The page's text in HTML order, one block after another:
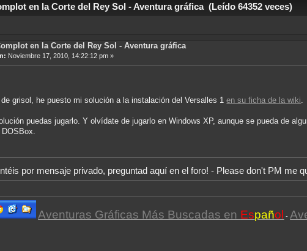
en la Corte del Rey Sol - Aventura gráfica (Leído 64352 veces)
en la Corte del Rey Sol - Aventura gráfica
Noviembre 17, 2010, 14:22:12 pm »
grisol, he puesto mi solución a la instalación del Versalles 1en su ficha de la wiki
puedas jugarlo. Y olvídate de jugarlo en Windows XP, aunque se pueda de
por mensaje privado, preguntad aquí en el foro! - Please don't PM me
Aventuras Gráficas Más Buscadas en Español -